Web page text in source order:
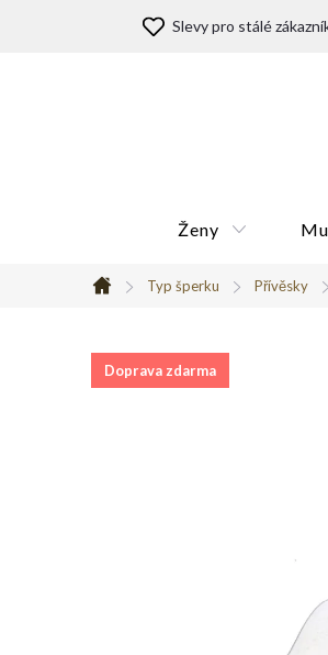
Slevy pro stálé
Ženy
Domů
Typ šperku Přívěsky
Doprava zdarma